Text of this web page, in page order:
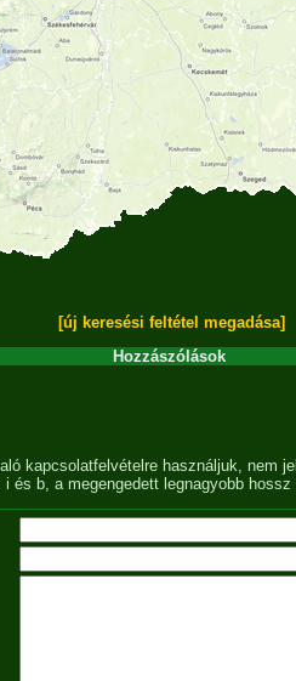
[új keresési feltétel megadása]
Hozzászólások
kapcsolatfelvételre használjuk, nem
és b, a megengedett legnagyobb hossz